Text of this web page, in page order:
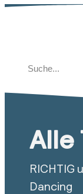
Alle
RICHTIG
Dancing